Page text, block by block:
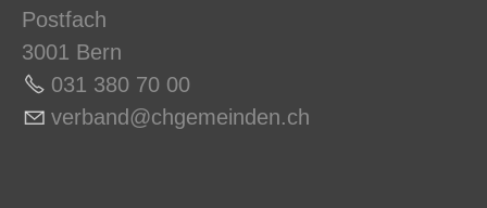
Postfach
3001 Bern
031 380 70 00
v rb nd chg m nd n ch